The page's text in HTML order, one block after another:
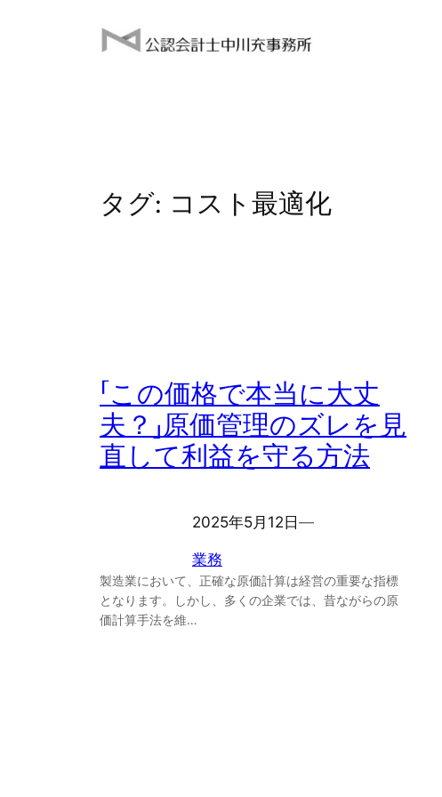
タグ: コスト最適化
「この価格で本当に大丈
夫？」原価管理のズレを見
直して利益を守る方法
2025年5月12日―
業務
製造業において、正確な原価計算は経営の重要な指標
となります。しかし、多くの企業では、昔ながらの原
価計算手法を維…